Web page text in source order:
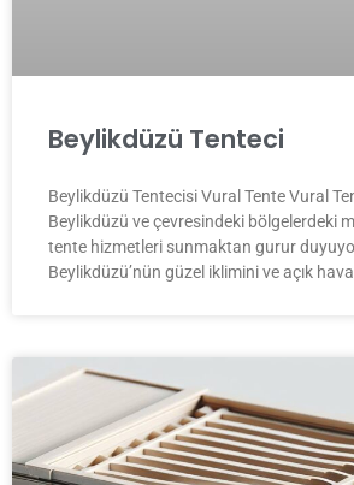
Beylikdüzü Tenteci
Beylikdüzü Tentecisi Vural Tente Vural
Beylikdüzü ve çevresindeki bölgelerdeki
tente hizmetleri sunmaktan gurur
Beylikdüzü’nün güzel iklimini ve açık hava